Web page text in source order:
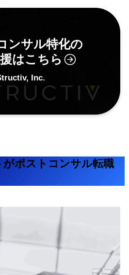
ンサル特化の
はこちら
Inc.
ポストコンサル転職